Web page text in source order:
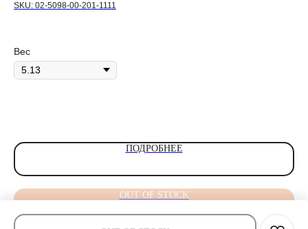
SKU: 02-5098-00-201-1111
Вес
ПОДРОБНЕЕ
OUT OF STOCK